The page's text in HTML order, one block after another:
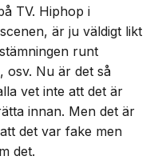
TV. Hiphop i
är ju väldigt likt
runt
osv. Nu är det så
vet inte att det är
innan. Men det är
det var fake men
det.